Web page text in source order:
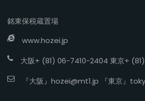
銘東保税蔵置場
www.hozei.jp
大阪+ (81) 06-7410-2404 東京+
『大阪』 hozei@mt1.jp 『東京』